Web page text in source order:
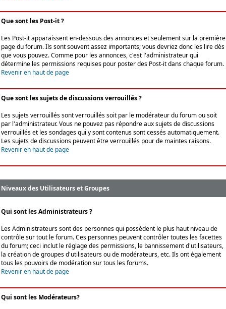
Que sont les Post-it ?
Les Post-it apparaissent en-dessous des annonces et seulement sur la première
page du forum. Ils sont souvent assez importants; vous devriez donc les lire dès
que vous pouvez. Comme pour les annonces, c'est l'administrateur qui
détermine les permissions requises pour poster des Post-it dans chaque forum.
Revenir en haut de page
Que sont les sujets de discussions verrouillés ?
Les sujets verrouillés sont verrouillés soit par le modérateur du forum ou soit
par l'administrateur. Vous ne pouvez pas répondre aux sujets de discussions
verrouillés et les sondages qui y sont contenus sont cessés automatiquement.
Les sujets de discussions peuvent être verrouillés pour de maintes raisons.
Revenir en haut de page
Niveaux des Utilisateurs et Groupes
Qui sont les Administrateurs ?
Les Administrateurs sont des personnes qui possèdent le plus haut niveau de
contrôle sur tout le forum. Ces personnes peuvent contrôler toutes les facettes
du forum; ceci inclut le réglage des permissions, le bannissement d'utilisateurs,
la création de groupes d'utilisateurs ou de modérateurs, etc. Ils ont également
tous les pouvoirs de modération sur tous les forums.
Revenir en haut de page
Qui sont les Modérateurs?